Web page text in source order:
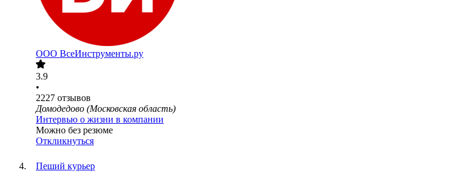
ООО ВсеИнструменты.ру
3.9
•
2227 отзывов
Домодедово (Московская область)
Интервью о жизни в компании
Можно без резюме
Откликнуться
Пеший курьер